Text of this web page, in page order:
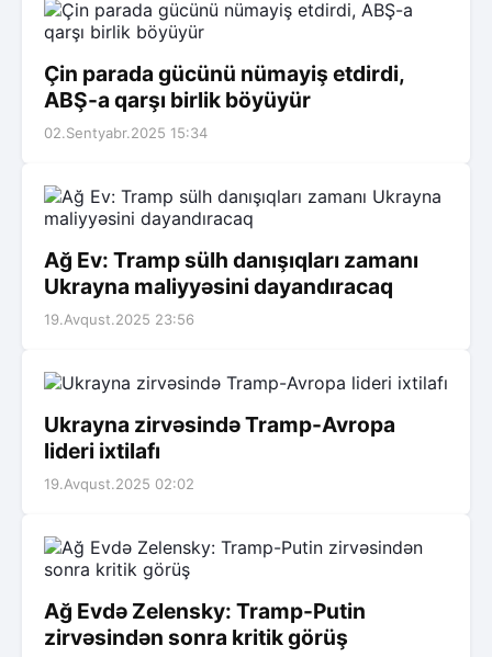
Çin parada gücünü nümayiş etdirdi,
ABŞ-a qarşı birlik böyüyür
02.Sentyabr.2025 15:34
Ağ Ev: Tramp sülh danışıqları zamanı
Ukrayna maliyyəsini dayandıracaq
19.Avqust.2025 23:56
Ukrayna zirvəsində Tramp-Avropa
lideri ixtilafı
19.Avqust.2025 02:02
Ağ Evdə Zelensky: Tramp-Putin
zirvəsindən sonra kritik görüş